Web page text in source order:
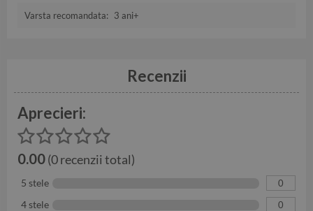
Varsta recomandata: 3 ani+
Recenzii
Aprecieri:
0.00(0 recenzii total)
5 stele 0
4 stele 0